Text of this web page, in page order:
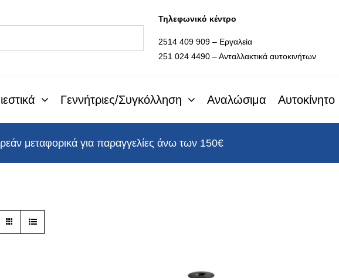
Τηλεφωνικό κέντρο
2514 409 909 – Εργαλεία
251 024 4490 – Ανταλλακτικά αυτοκινήτων
Γεννήτριες/Συγκόλληση Αναλώσιμα Αυτοκίνητο
μεταφορικά για παραγγελίες άνω των 150€